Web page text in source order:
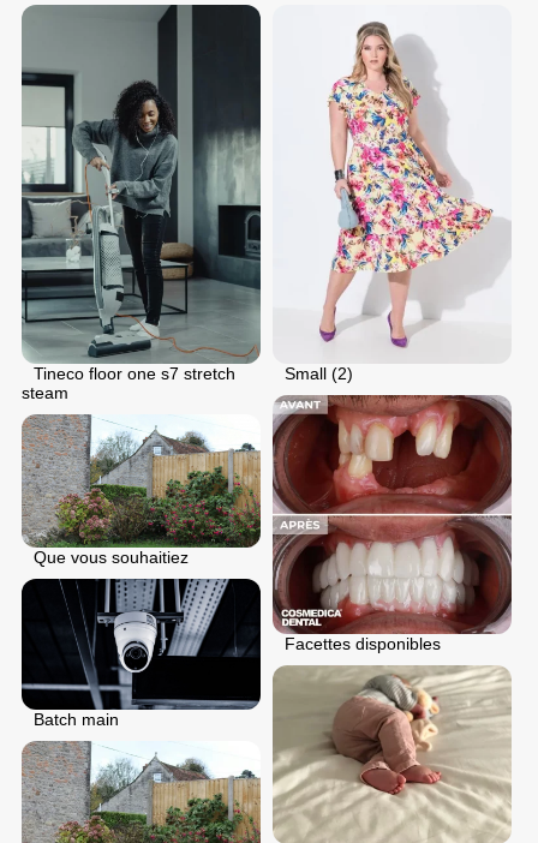
Tineco floor one s7 stretch
steam
Small (2)
Facettes disponibles
Que vous souhaitiez
Batch main